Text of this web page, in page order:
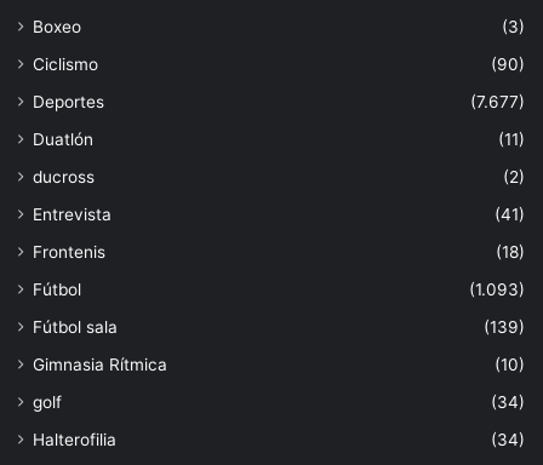
Boxeo
(3)
Ciclismo
(90)
Deportes
(7.677)
Duatlón
(11)
ducross
(2)
Entrevista
(41)
Frontenis
(18)
Fútbol
(1.093)
Fútbol sala
(139)
Gimnasia Rítmica
(10)
golf
(34)
Halterofilia
(34)